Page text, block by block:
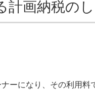
計画納税の
ーになり、その利用料